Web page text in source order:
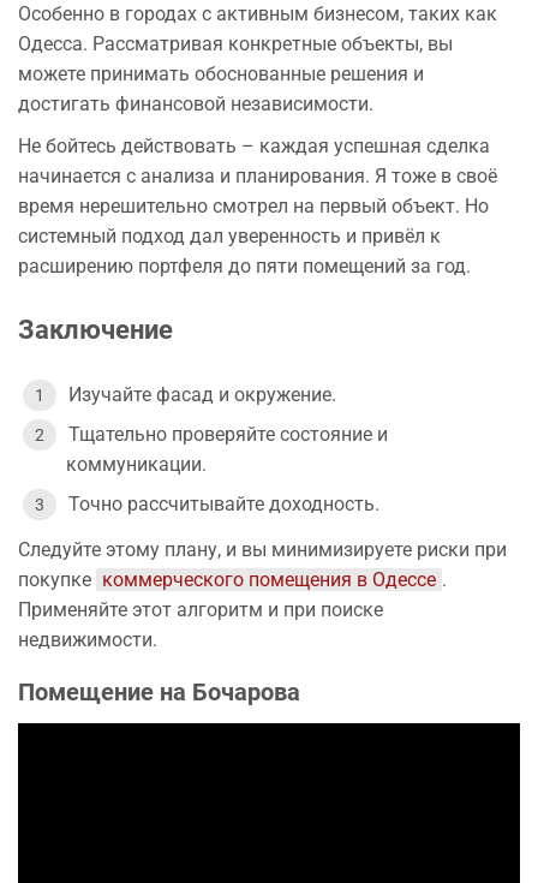
Особенно в городах с активным бизнесом, таких как
Одесса. Рассматривая конкретные объекты, вы
можете принимать обоснованные решения и
достигать финансовой независимости.
Не бойтесь действовать – каждая успешная сделка
начинается с анализа и планирования. Я тоже в своё
время нерешительно смотрел на первый объект. Но
системный подход дал уверенность и привёл к
расширению портфеля до пяти помещений за год.
Заключение
Изучайте фасад и окружение.
Тщательно проверяйте состояние и
коммуникации.
Точно рассчитывайте доходность.
Следуйте этому плану, и вы минимизируете риски при
покупке коммерческого помещения в Одессе .
Применяйте этот алгоритм и при поиске
недвижимости.
Помещение на Бочарова